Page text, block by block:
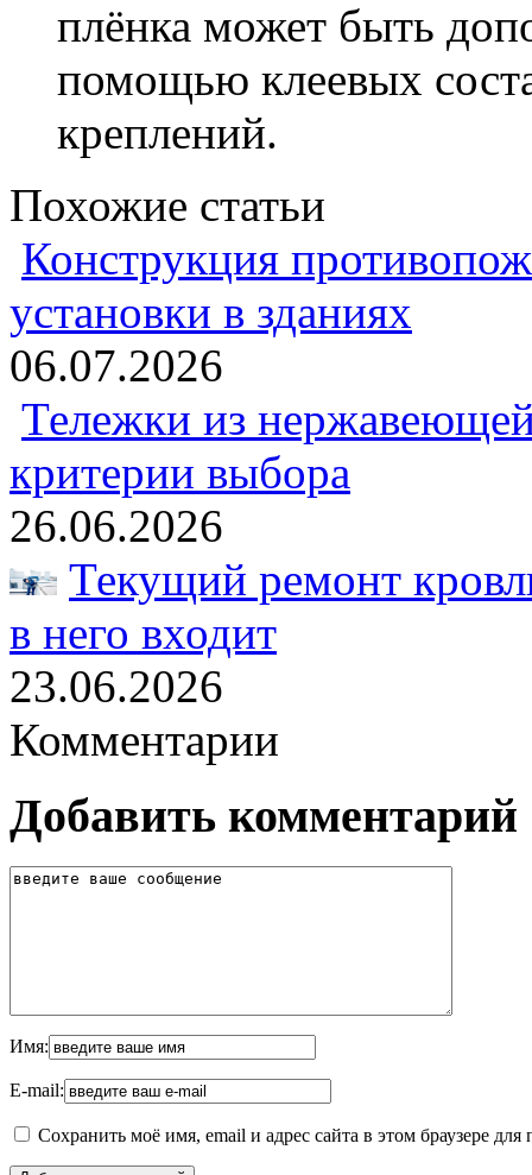
плёнка может быть
помощью клеевых
креплений.
Похожие статьи
Конструкция
установки в зданиях
06.07.2026
Тележки из
критерии выбора
26.06.2026
Текущий ремонт
в него входит
23.06.2026
Комментарии
Добавить комментарий
Имя:
E-mail:
Сохранить моё имя, email и адрес сайта в этом браузере